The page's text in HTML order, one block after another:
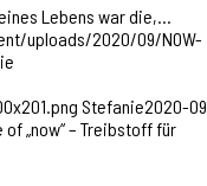
Lebens war die,…
uploads/2020/09/NOW-
Stefanie2020-
of „now“ – Treibstoff für